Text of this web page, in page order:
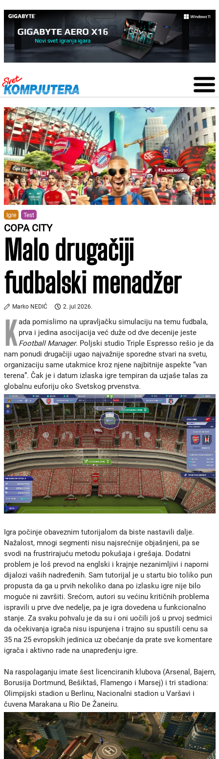
Igre Test
COPA CITY
Malo drugačiji
fudbalski menadžer
Marko NEDIĆ 2. jul 2026.
Kada pomislimo na upravljačku simulaciju na temu fudbala,
prva i jedina asocijacija već duže od dve decenije jeste
Football Manager. Poljski studio Triple Espresso rešio je da
nam ponudi drugačiji ugao najvažnije sporedne stvari na svetu,
organizaciju same utakmice kroz njene najbitnije aspekte “van
terena”. Čak je i datum izlaska igre tempiran da uzjaše talas za
globalnu euforiju oko Svetskog prvenstva.
Igra počinje obaveznim tutorijalom da biste nastavili dalje.
Nažalost, mnogi segmenti nisu najsrećnije objašnjeni, pa se
svodi na frustrirajuću metodu pokušaja i grešaja. Dodatni
problem je loš prevod na englski i krajnje nezanimljivi i naporni
dijalozi vaših nadređenih. Sam tutorijal je u startu bio toliko pun
propusta da ga u prvih nekoliko dana po izlasku igre nije bilo
moguće ni završiti. Srećom, autori su većinu kritičnih problema
ispravili u prve dve nedelje, pa je igra dovedena u funkcionalno
stanje. Za svaku pohvalu je da su i oni uočili još u prvoj sedmici
da očekivanja igrača nisu ispunjena i trajno su spustili cenu sa
35 na 25 evropskih jedinica uz obećanje da prate sve komentare
igrača i aktivno rade na unapređenju igre.
Na raspolaganju imate šest licenciranih klubova (Arsenal, Bajern,
Borusija Dortmund, Bešiktaš, Flamengo i Marsej) i tri stadiona:
Olimpijski stadion u Berlinu, Nacionalni stadion u Varšavi i
čuvena Marakana u Rio De Žaneiru.